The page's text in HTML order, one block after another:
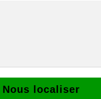
Nous localiser